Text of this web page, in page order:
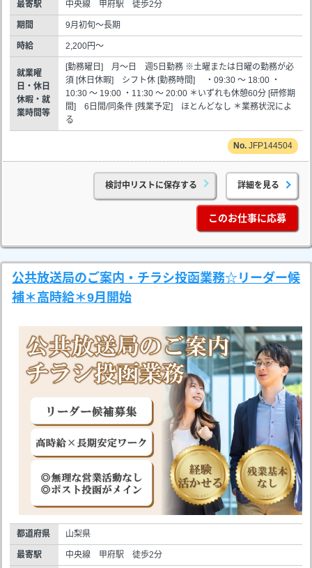
最寄駅 中央線 甲府駅 徒歩2分
期間 9月初旬～長期
時給 2,200円～
就業曜
日・休日
休暇・就
業時間等
[勤務曜日] 月～日 週5日勤務 ※土曜または日曜の勤務が必
須 [休日休暇] シフト休 [勤務時間] ・09:30 ～ 18:00 ・
10:30 ～ 19:00 ・11:30 ～ 20:00 ＊いずれも休憩60分 [研修期
間] 6日間/同条件 [残業予定] ほとんどなし ＊業務状況によ
る
JFP144504
検討中リストに保存する 詳細を見る
このお仕事に応募
公共放送局のご案内・チラシ投函業務☆リーダー候
補＊高時給＊9月開始
都道府県 山梨県
最寄駅 中央線 甲府駅 徒歩2分